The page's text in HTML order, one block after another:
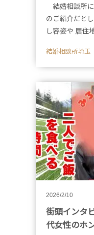
結婚相談所に
のご紹介だと
し容姿や 居住
結婚相談所埼
2026/2/10
街頭インタ
代女性のホ